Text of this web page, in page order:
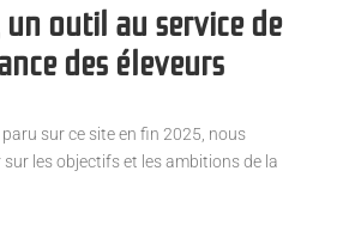
outil au service de
des éleveurs
sur ce site en fin 2025, nous
les objectifs et les ambitions de la